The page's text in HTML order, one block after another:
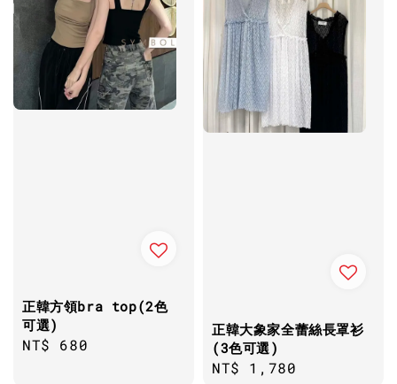
正韓方領bra top(2色
可選)
Regular
NT$ 680
正韓大象家全蕾絲長罩衫
(3色可選)
Regular
NT$ 1,780